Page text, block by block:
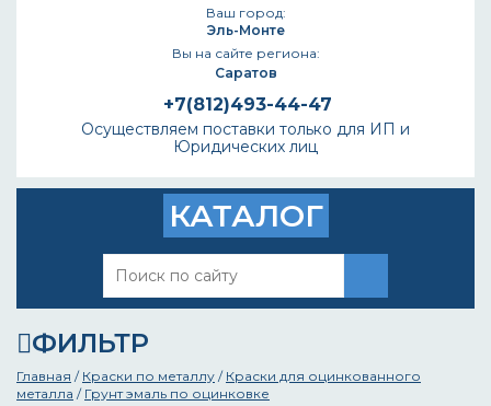
Ваш город:
Эль-Монте
Вы на сайте региона:
Саратов
+7(812)493-44-47
Осуществляем поставки только для ИП и
Юридических лиц
КАТАЛОГ
ФИЛЬТР
Главная / Краски по металлу / Краски для оцинкованного
металла / Грунт эмаль по оцинковке